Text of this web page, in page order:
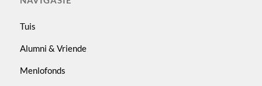
Tuis
Alumni & Vriende
Menlofonds